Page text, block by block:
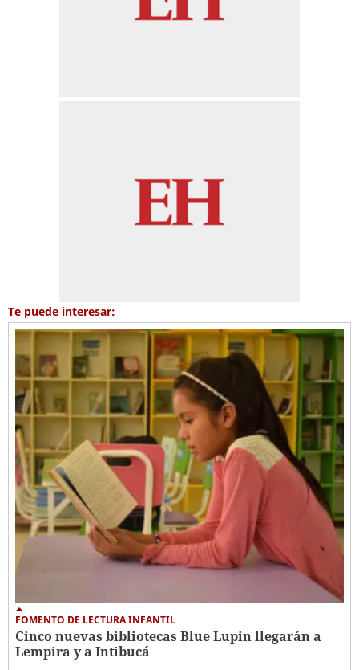
Te puede interesar:
FOMENTO DE LECTURA INFANTIL
Cinco nuevas bibliotecas Blue Lupin llegarán a
Lempira y a Intibucá